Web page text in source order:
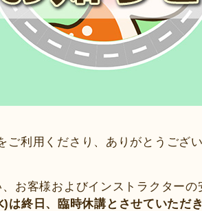
ご利用くださり、ありがとうござい
お客様およびインストラクターの
は終日、臨時休講とさせていただき